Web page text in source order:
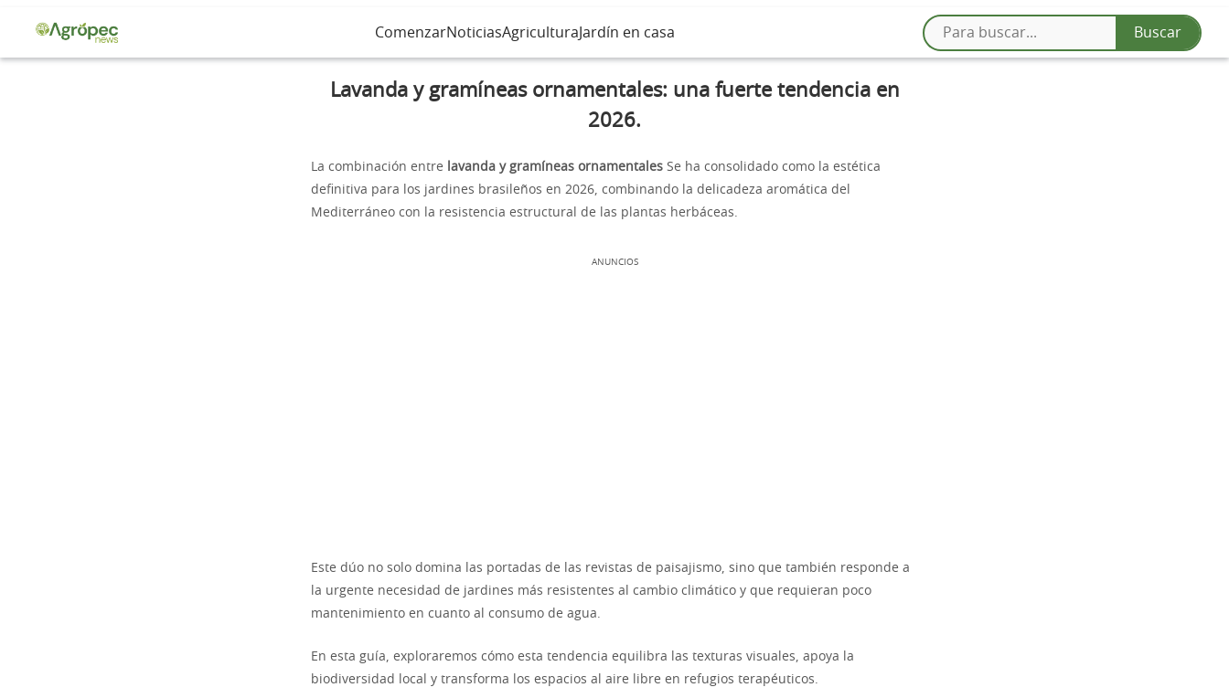
ComenzarNoticiasAgricultura Jardín en casa
Lavanda y gramíneas ornamentales: una fuerte tendencia en
2026.
La combinación entre lavanda y gramíneas ornamentales Se ha consolidado como la estética
definitiva para los jardines brasileños en 2026, combinando la delicadeza aromática del
Mediterráneo con la resistencia estructural de las plantas herbáceas.
ANUNCIOS
Este dúo no solo domina las portadas de las revistas de paisajismo, sino que también responde a
la urgente necesidad de jardines más resistentes al cambio climático y que requieran poco
mantenimiento en cuanto al consumo de agua.
En esta guía, exploraremos cómo esta tendencia equilibra las texturas visuales, apoya la
biodiversidad local y transforma los espacios al aire libre en refugios terapéuticos.